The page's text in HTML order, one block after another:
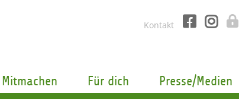
Kontakt
Mitmachen Für dich Presse/Medien